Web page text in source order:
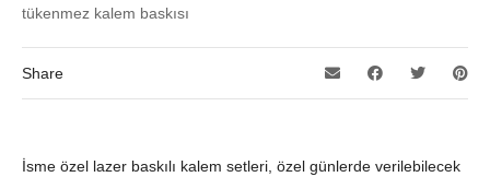
tükenmez kalem baskısı
Share
İsme özel lazer baskılı kalem setleri, özel günlerde verilebilecek